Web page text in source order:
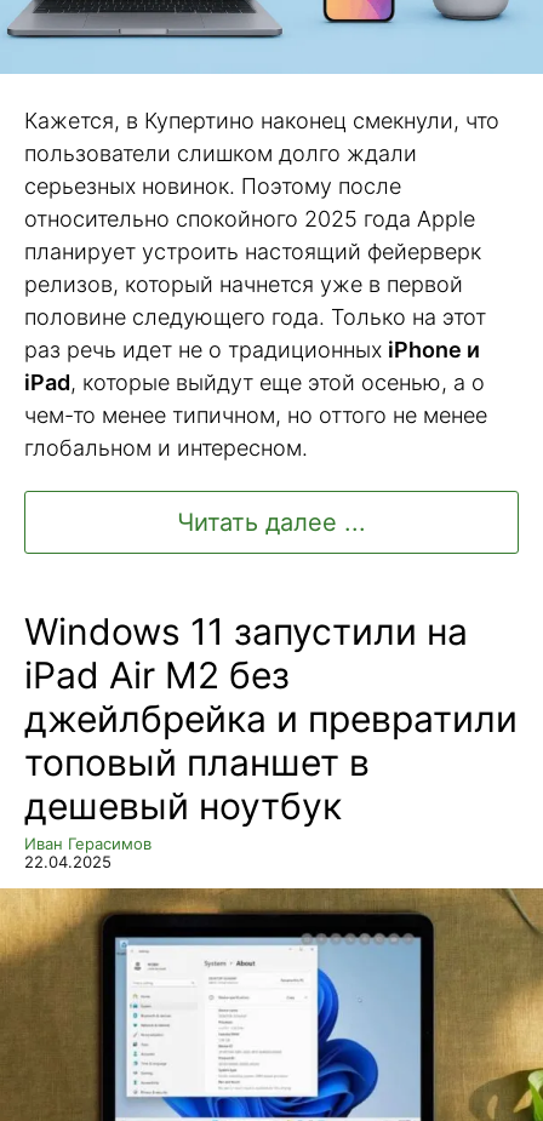
Кажется, в Купертино наконец смекнули, что
пользователи слишком долго ждали
серьезных новинок. Поэтому после
относительно спокойного 2025 года Apple
планирует устроить настоящий фейерверк
релизов, который начнется уже в первой
половине следующего года. Только на этот
раз речь идет не о традиционных iPhone и
iPad, которые выйдут еще этой осенью, а о
чем-то менее типичном, но оттого не менее
глобальном и интересном.
Читать далее ...
Windows 11 запустили на
iPad Air M2 без
джейлбрейка и превратили
топовый планшет в
дешевый ноутбук
Иван Герасимов
22.04.2025